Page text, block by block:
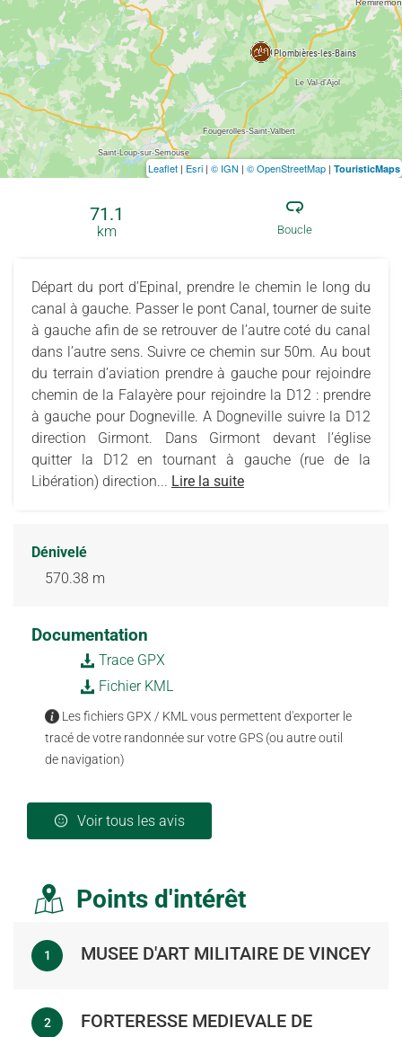
71.1
km Boucle
Départ du port d’Epinal, prendre le chemin le long du
canal à gauche. Passer le pont Canal, tourner de suite
à gauche afin de se retrouver de l’autre coté du canal
dans l’autre sens. Suivre ce chemin sur 50m. Au bout
du terrain d’aviation prendre à gauche pour rejoindre
chemin de la Falayère pour rejoindre la D12 : prendre
à gauche pour Dogneville. A Dogneville suivre la D12
direction Girmont. Dans Girmont devant l’église
quitter la D12 en tournant à gauche (rue de la
Libération) direction... Lire la suite
Dénivelé
570.38 m
Documentation
Trace GPX
Fichier KML
Les fichiers GPX / KML vous permettent d'exporter le
tracé de votre randonnée sur votre GPS (ou autre outil
de navigation)
Voir tous les avis
Points d'intérêt
1 MUSEE D'ART MILITAIRE DE VINCEY
2
FORTERESSE MEDIEVALE DE
Leaflet | Esri | © IGN | © OpenStreetMap | TouristicMaps